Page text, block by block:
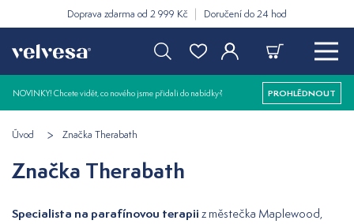
Doprava zdarma od 2 999 Kč Doručení do 24 hod
NOVINKY! Chcete vidět, co nového jsme přidali do nabídky? PROHLÉDNOUT
Úvod Značka Therabath
Značka Therabath
Specialista na parafínovou terapii z městečka Maplewood,